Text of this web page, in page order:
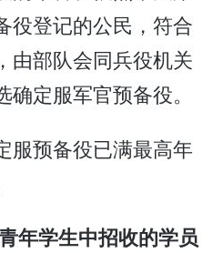
役登记的公民，符合
由部队会同兵役机关
定服军官预备役。
服预备役已满最高年
年学生中招收的学员